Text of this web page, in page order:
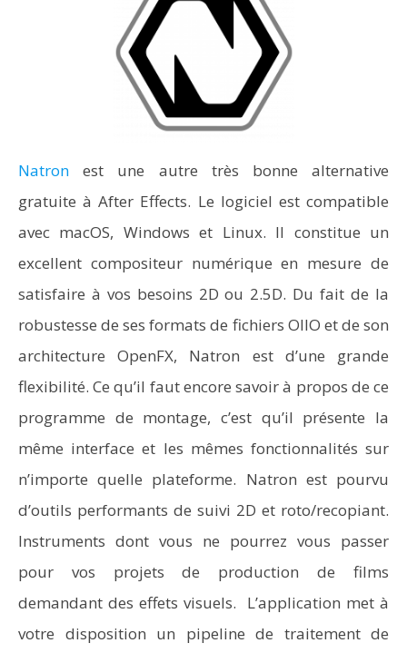
Natron est une autre très bonne alternative
gratuite à After Effects. Le logiciel est compatible
avec macOS, Windows et Linux. Il constitue un
excellent compositeur numérique en mesure de
satisfaire à vos besoins 2D ou 2.5D. Du fait de la
robustesse de ses formats de fichiers OIIO et de son
architecture OpenFX, Natron est d’une grande
flexibilité. Ce qu’il faut encore savoir à propos de ce
programme de montage, c’est qu’il présente la
même interface et les mêmes fonctionnalités sur
n’importe quelle plateforme. Natron est pourvu
d’outils performants de suivi 2D et roto/recopiant.
Instruments dont vous ne pourrez vous passer
pour vos projets de production de films
demandant des effets visuels. L’application met à
votre disposition un pipeline de traitement de